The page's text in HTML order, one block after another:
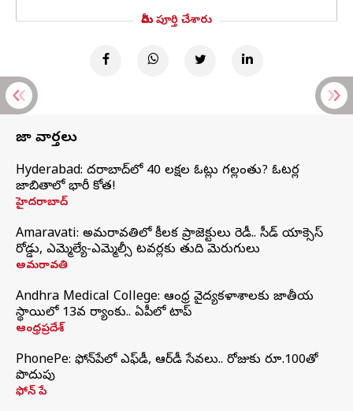
మీరు పూర్తి చేశారు
తాజా వార్తలు
Hyderabad: హైదరాబాద్‌లో 40 లక్షల ఓట్లు గల్లంతు? ఓటర్ల
జాబితాలో భారీ కోత!
హైదరాబాద్
Amaravati: అమరావతిలో కీలక ప్రాజెక్టులు రెడీ.. సీడ్‌ యాక్సెస్‌
రోడ్డు, ఎమ్మెల్యే-ఎమ్మెల్సీ టవర్లకు తుది మెరుగులు
అమరావతి
Andhra Medical College: ఆంధ్ర వైద్యకళాశాలకు జాతీయ
స్థాయిలో 13వ ర్యాంకు.. ఏపీలో టాప్
ఆంధ్రప్రదేశ్
PhonePe: ఫోన్‌పేలో ఎఫ్‌డీ, ఆర్‌డీ సేవలు.. రోజుకు రూ.100తో
పొదుపు
ఫోన్‌ పే